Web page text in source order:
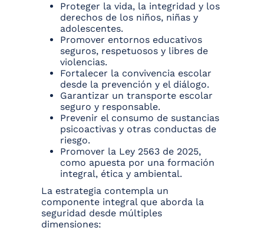
Proteger la vida, la integridad y los
derechos de los niños, niñas y
adolescentes.
Promover entornos educativos
seguros, respetuosos y libres de
violencias.
Fortalecer la convivencia escolar
desde la prevención y el diálogo.
Garantizar un transporte escolar
seguro y responsable.
Prevenir el consumo de sustancias
psicoactivas y otras conductas de
riesgo.
Promover la Ley 2563 de 2025,
como apuesta por una formación
integral, ética y ambiental.
La estrategia contempla un
componente integral que aborda la
seguridad desde múltiples
dimensiones: